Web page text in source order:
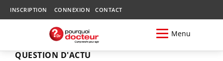
INSCRIPTION CONNEXION CONTACT
Menu
QUESTION D'ACTU